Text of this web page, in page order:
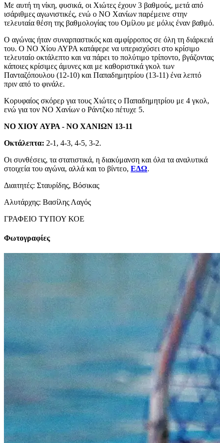
Με αυτή τη νίκη, φυσικά, οι Χιώτες έχουν 3 βαθμούς, μετά από
ισάριθμες αγωνιστικές, ενώ ο ΝΟ Χανίων παρέμεινε στην
τελευταία θέση της βαθμολογίας του Ομίλου με μόλις έναν βαθμό.
Ο αγώνας ήταν συναρπαστικός και αμφίρροπος σε όλη τη διάρκειά
του. Ο ΝΟ Χίου ΑΥΡΑ κατάφερε να υπερισχύσει στο κρίσιμο
τελευταίο οκτάλεπτο και να πάρει το πολύτιμο τρίποντο, βγάζοντας
κάποιες κρίσιμες άμυνες και με καθοριστικά γκολ των
Πανταζόπουλου (12-10) και Παπαδημητρίου (13-11) ένα λεπτό
πριν από το φινάλε.
Κορυφαίος σκόρερ για τους Χιώτες ο Παπαδημητρίου με 4 γκολ,
ενώ για τον ΝΟ Χανίων ο Ράντζκο πέτυχε 5.
ΝΟ ΧΙΟΥ ΑΥΡΑ - ΝΟ ΧΑΝΙΩΝ 13-11
Οκτάλεπτα: 2-1, 4-3, 4-5, 3-2.
Οι συνθέσεις, τα στατιστικά, η διακύμανση και όλα τα αναλυτικά
στοιχεία του αγώνα, αλλά και το βίντεο, ΕΔΩ.
Διαιτητές: Σταυρίδης, Βόσικας
Αλυτάρχης: Βασίλης Λαγός
ΓΡΑΦΕΙΟ ΤΥΠΟΥ ΚΟΕ
Φωτογραφίες